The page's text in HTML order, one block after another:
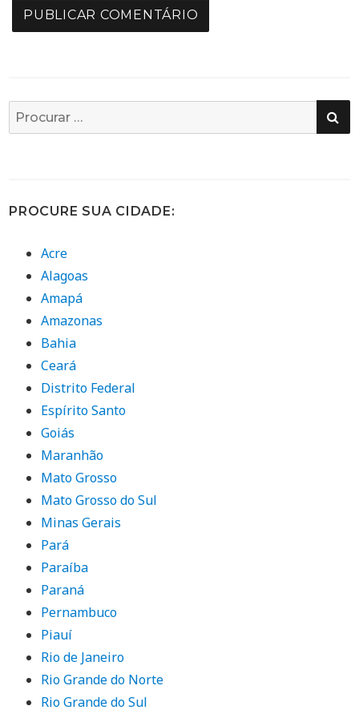
Busca
por:
PROCURE SUA CIDADE:
Acre
Alagoas
Amapá
Amazonas
Bahia
Ceará
Distrito Federal
Espírito Santo
Goiás
Maranhão
Mato Grosso
Mato Grosso do Sul
Minas Gerais
Pará
Paraíba
Paraná
Pernambuco
Piauí
Rio de Janeiro
Rio Grande do Norte
Rio Grande do Sul